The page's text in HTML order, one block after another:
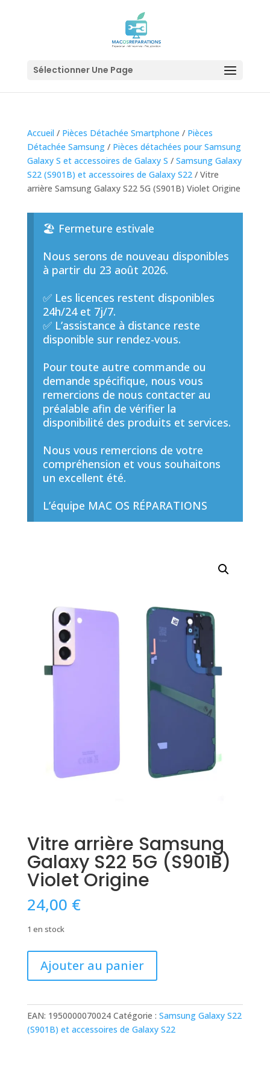
Sélectionner Une Page
Accueil / Pièces Détachée Smartphone / Pièces
Détachée Samsung/ Pièces détachées pour Samsung
Galaxy S et accessoires de Galaxy S / Samsung Galaxy
S22 (S901B) et accessoires de Galaxy S22/ Vitre
arrière Samsung Galaxy S22 5G (S901B) Violet Origine
🏖️ Fermeture estivale
Nous serons de nouveau disponibles
à partir du 23 août 2026.
✅ Les licences restent disponibles
24h/24 et 7j/7.
✅ L’assistance à distance reste
disponible sur rendez-vous.
Pour toute autre commande ou
demande spécifique, nous vous
remercions de nous contacter au
préalable afin de vérifier la
disponibilité des produits et services.
Nous vous remercions de votre
compréhension et vous souhaitons
un excellent été.
L’équipe MAC OS RÉPARATIONS
Vitre arrière Samsung
Galaxy S22 5G (S901B)
Violet Origine
24,00 €
1 en stock
Samsung
Galaxy
Ajouter au panier
EAN: 1950000070024 Catégorie : Samsung Galaxy S22
(S901B) et accessoires de Galaxy S22